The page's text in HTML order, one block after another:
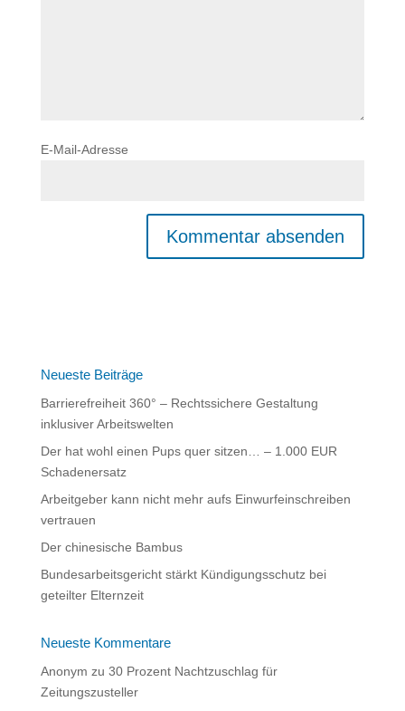
E-Mail-Adresse
Neueste Beiträge
Barrierefreiheit 360° – Rechtssichere Gestaltung
inklusiver Arbeitswelten
Der hat wohl einen Pups quer sitzen… – 1.000 EUR
Schadenersatz
Arbeitgeber kann nicht mehr aufs Einwurfeinschreiben
vertrauen
Der chinesische Bambus
Bundesarbeitsgericht stärkt Kündigungsschutz bei
geteilter Elternzeit
Neueste Kommentare
Anonym zu 30 Prozent Nachtzuschlag für
Zeitungszusteller